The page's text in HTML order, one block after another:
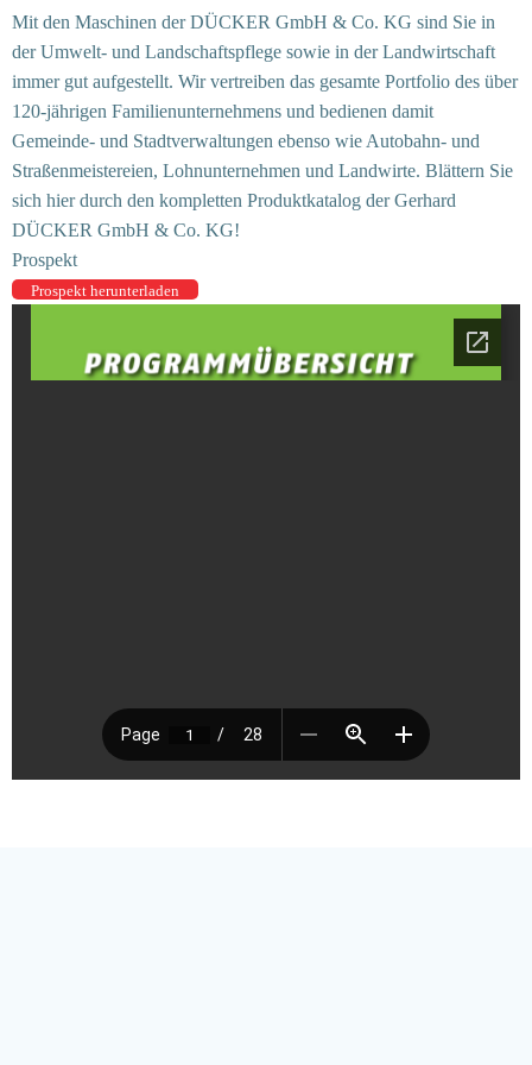
Mit den Maschinen der DÜCKER GmbH & Co. KG sind Sie in
der Umwelt- und Landschaftspflege sowie in der Landwirtschaft
immer gut aufgestellt. Wir vertreiben das gesamte Portfolio des über
120-jährigen Familienunternehmens und bedienen damit
Gemeinde- und Stadtverwaltungen ebenso wie Autobahn- und
Straßenmeistereien, Lohnunternehmen und Landwirte. Blättern Sie
sich hier durch den kompletten Produktkatalog der Gerhard
DÜCKER GmbH & Co. KG!
Prospekt
Prospekt herunterladen